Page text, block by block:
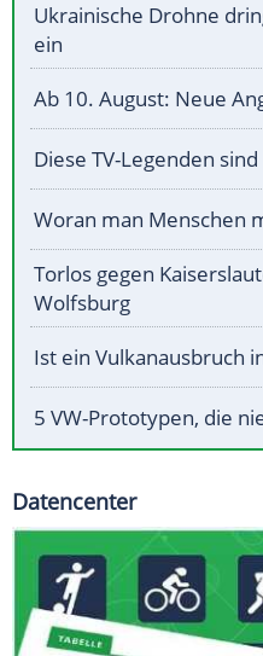
Ukrainische Drohne
ein
Ab 10. August: Neue
Diese TV-Legenden
Woran man Menschen
Torlos gegen
Wolfsburg
Ist ein Vulkanausbruch
5 VW-Prototypen, die
Datencenter